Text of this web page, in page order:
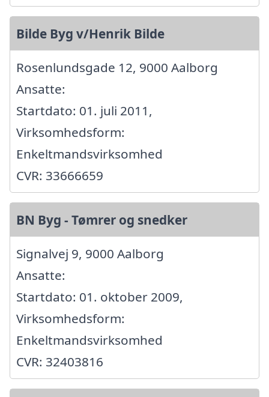
Bilde Byg v/Henrik Bilde
Rosenlundsgade 12, 9000 Aalborg
Ansatte:
Startdato: 01. juli 2011,
Virksomhedsform:
Enkeltmandsvirksomhed
CVR: 33666659
BN Byg - Tømrer og snedker
Signalvej 9, 9000 Aalborg
Ansatte:
Startdato: 01. oktober 2009,
Virksomhedsform:
Enkeltmandsvirksomhed
CVR: 32403816